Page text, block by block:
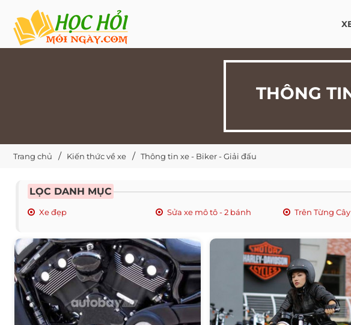
THÔNG
Trang chủ Kiến thức về xe Thông tin xe - Biker - Giải đấu
LỌC DANH MỤC
Xe đẹp Sửa xe mô tô - 2 bánh Trên Từng